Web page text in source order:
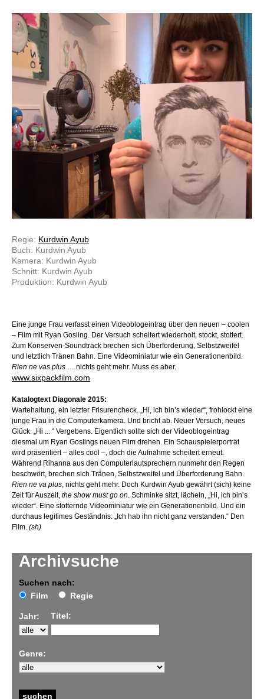
Archivsuche
Suchen nach:
Film
Regie
Jahr: Titel:
Genre:
Regie: Kurdwin Ayub
Buch: Kurdwin Ayub
Kamera: Kurdwin Ayub
Schnitt: Kurdwin Ayub
Produktion: Kurdwin Ayub
Eine junge Frau verfasst einen Videoblogeintrag über den neuen – coolen
– Film mit Ryan Gosling. Der Versuch scheitert wiederholt, stockt, stottert.
Zum Konserven-Soundtrack brechen sich Überforderung, Selbstzweifel
und letztlich Tränen Bahn. Eine Videominiatur wie ein Generationenbild.
Rien ne vas plus … nichts geht mehr. Muss es aber.
www.sixpackfilm.com
Katalogtext Diagonale 2015:
Wartehaltung, ein letzter Frisurencheck. „Hi, ich bin’s wieder“, frohlockt eine
junge Frau in die Computerkamera. Und bricht ab. Neuer Versuch, neues
Glück. „Hi ... “ Vergebens. Eigentlich sollte sich der Videoblogeintrag
diesmal um Ryan Goslings neuen Film drehen. Ein Schauspielerporträt
wird präsentiert – alles cool –, doch die Aufnahme scheitert erneut.
Während Rihanna aus den Computerlautsprechern nunmehr den Regen
beschwört, brechen sich Tränen, Selbstzweifel und Überforderung Bahn.
Rien ne va plus, nichts geht mehr. Doch Kurdwin Ayub gewährt (sich) keine
Zeit für Auszeit, the show must go on. Schminke sitzt, lächeln, „Hi, ich bin’s
wieder“. Eine stotternde Videominiatur wie ein Generationenbild. Und ein
durchaus legitimes Geständnis: „Ich hab ihn nicht ganz verstanden.“ Den
Film. (sh)